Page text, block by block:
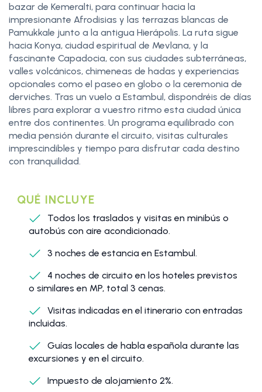
bazar de Kemeralti, para continuar hacia la
impresionante Afrodisias y las terrazas blancas de
Pamukkale junto a la antigua Hierápolis. La ruta sigue
hacia Konya, ciudad espiritual de Mevlana, y la
fascinante Capadocia, con sus ciudades subterráneas,
valles volcánicos, chimeneas de hadas y experiencias
opcionales como el paseo en globo o la ceremonia de
derviches. Tras un vuelo a Estambul, dispondréis de días
libres para explorar a vuestro ritmo esta ciudad única
entre dos continentes. Un programa equilibrado con
media pensión durante el circuito, visitas culturales
imprescindibles y tiempo para disfrutar cada destino
con tranquilidad.
QUÉ INCLUYE
Todos los traslados y visitas en minibús o
autobús con aire acondicionado.
3 noches de estancia en Estambul.
4 noches de circuito en los hoteles previstos
o similares en MP, total 3 cenas.
Visitas indicadas en el itinerario con entradas
incluidas.
Guías locales de habla española durante las
excursiones y en el circuito.
Impuesto de alojamiento 2%.